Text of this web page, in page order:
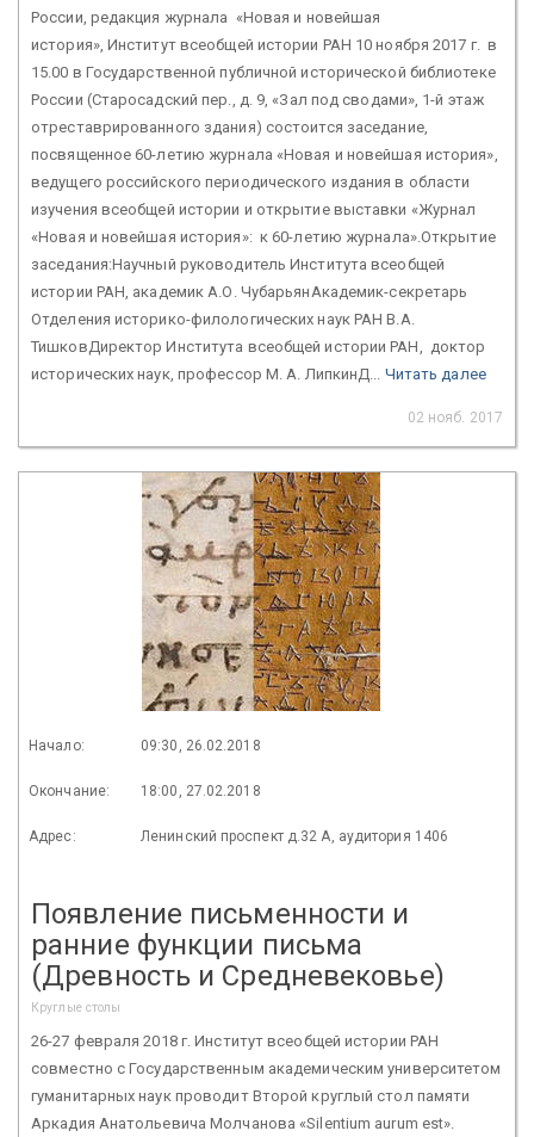
России, редакция журнала «Новая и новейшая
история», Институт всеобщей истории РАН 10 ноября 2017 г. в
15.00 в Государственной публичной исторической библиотеке
России (Старосадский пер., д. 9, «Зал под сводами», 1-й этаж
отреставрированного здания) состоится заседание,
посвященное 60-летию журнала «Новая и новейшая история»,
ведущего российского периодического издания в области
изучения всеобщей истории и открытие выставки «Журнал
«Новая и новейшая история»: к 60-летию журнала».Открытие
заседания:Научный руководитель Института всеобщей
истории РАН, академик А.О. ЧубарьянАкадемик-секретарь
Отделения историко-филологических наук РАН В.А.
ТишковДиректор Института всеобщей истории РАН, доктор
исторических наук, профессор М. А. ЛипкинД... Читать далее
02 нояб. 2017
Начало: 09:30, 26.02.2018
Окончание: 18:00, 27.02.2018
Адрес: Ленинский проспект д.32 А, аудитория 1406
Появление письменности и
ранние функции письма
(Древность и Средневековье)
Круглые столы
26-27 февраля 2018 г. Институт всеобщей истории РАН
совместно с Государственным академическим университетом
гуманитарных наук проводит Второй круглый стол памяти
Аркадия Анатольевича Молчанова «Silentium aurum est».